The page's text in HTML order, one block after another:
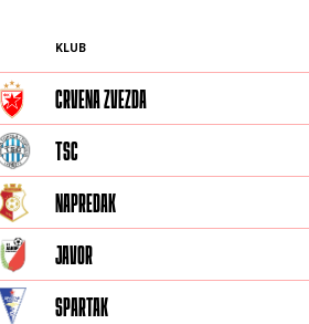
KLUB
CRVENA ZVEZDA
TSC
NAPREDAK
JAVOR
SPARTAK